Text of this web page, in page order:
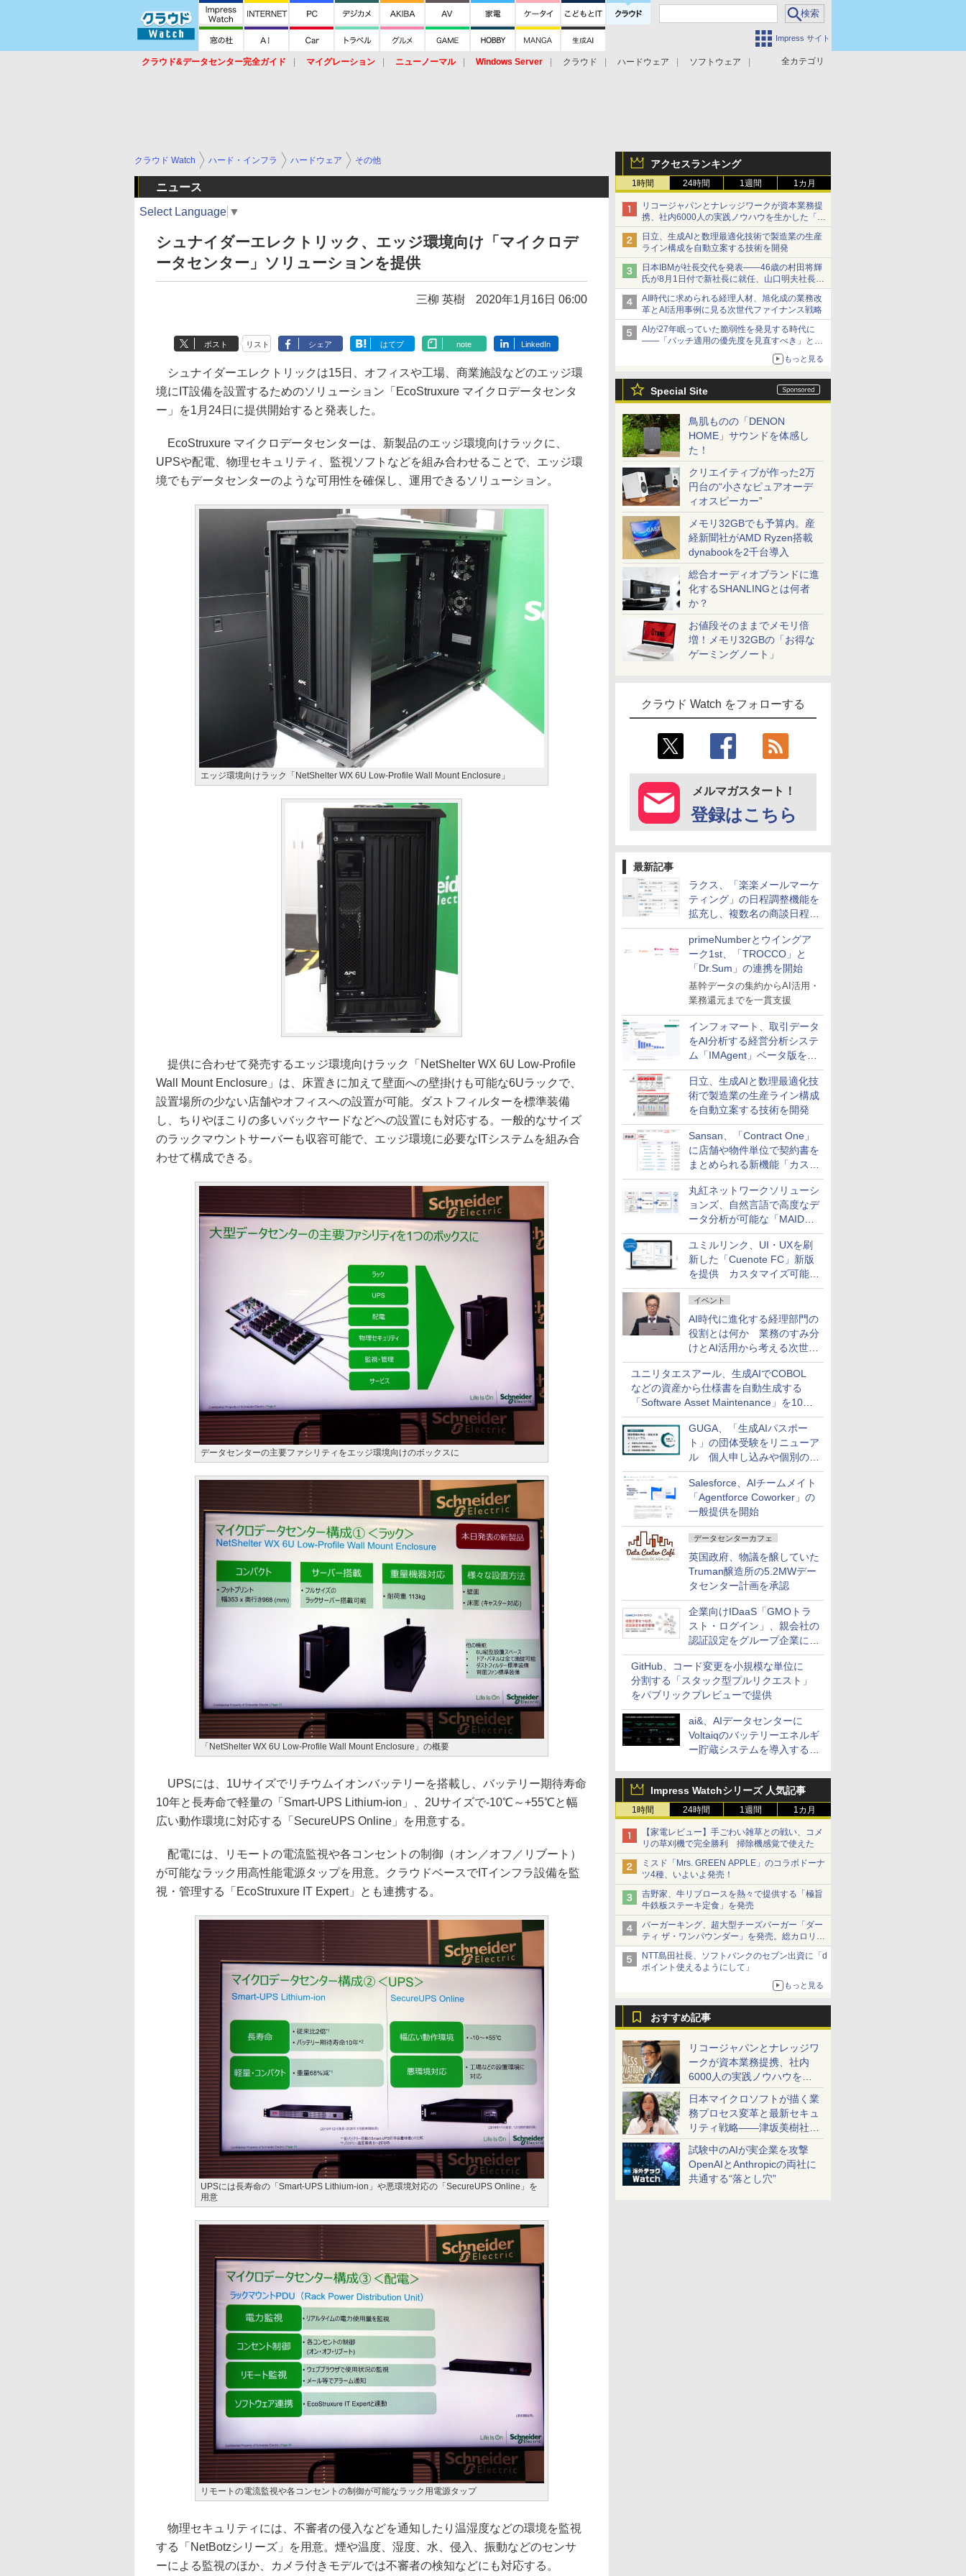
Impress サイト
全カテゴリ
クラウド&データセンター完全ガイド マイグレーション ニューノーマル Windows Server クラウド ハードウェア
ソフトウェア
アクセスランキング
1時間 24時間 1週間 1カ月
リコージャパンとナレッジワークが資本業務提
携、社内6000人の実践ノウハウを生かした「AI
商談記録 for RICOH」を展開へ
日立、生成AIと数理最適化技術で製造業の生産
ライン構成を自動立案する技術を開発
日本IBMが社長交代を発表――46歳の村田将輝
氏が8月1日付で新社長に就任、山口明夫社長は
会長へ
AI時代に求められる経理人材、旭化成の業務改
革とAI活用事例に見る次世代ファイナンス戦略
AIが27年眠っていた脆弱性を発見する時代に
――「パッチ適用の優先度を見直すべき」とセ
もっと見る
Special Site
鳥肌ものの「DENON
HOME」サウンドを体感し
た！
クリエイティブが作った2万
円台の“小さなピュアオーデ
ィオスピーカー”
メモリ32GBでも予算内。産
経新聞社がAMD Ryzen搭載
dynabookを2千台導入
総合オーディオブランドに進
化するSHANLINGとは何者
か？
お値段そのままでメモリ倍
増！メモリ32GBの「お得な
ゲーミングノート」
クラウド Watch をフォローする
メルマガスタート！
登録はこちら
最新記事
ラクス、「楽楽メールマーケ
ティング」の日程調整機能を
拡充し、複数名の商談日程調
整を効率化
primeNumberとウイングア
ーク1st、「TROCCO」と
「Dr.Sum」の連携を開始
基幹データの集約からAI活用・
業務還元までを一貫支援
インフォマート、取引データ
をAI分析する経営分析システ
ム「IMAgent」ベータ版を提
供
日立、生成AIと数理最適化技
術で製造業の生産ライン構成
を自動立案する技術を開発
Sansan、「Contract One」
に店舗や物件単位で契約書を
まとめられる新機能「カスタ
ム契約ツリー」を追加
丸紅ネットワークソリューシ
ョンズ、自然言語で高度なデ
ータ分析が可能な「MAIDOA
AI ASSIST」を9月より提供
ユミルリンク、UI・UXを刷
新した「Cuenote FC」新版
を提供 カスタマイズ可能な
ダッシュボード画面を搭載
イベント
AI時代に進化する経理部門の
役割とは何か 業務のすみ分
けとAI活用から考える次世代
ファイナンス戦略
ユニリタエスアール、生成AIでCOBOL
などの資産から仕様書を自動生成する
「Software Asset Maintenance」を10月
に発売
GUGA、「生成AIパスポー
ト」の団体受験をリニューア
ル 個人申し込みや個別の支
払いなどに対応
Salesforce、AIチームメイト
「Agentforce Coworker」の
一般提供を開始
データセンターカフェ
英国政府、物議を醸していた
Truman醸造所の5.2MWデー
タセンター計画を承認
企業向けIDaaS「GMOトラ
スト・ログイン」、親会社の
認証設定をグループ企業に展
開できる新機能を提供
GitHub、コード変更を小規模な単位に
分割する「スタック型プルリクエスト」
をパブリックプレビューで提供
ai&、AIデータセンターに
Voltaiqのバッテリーエネルギ
ー貯蔵システムを導入する計
Impress Watchシリーズ 人気記事
1時間 24時間 1週間 1カ月
【家電レビュー】手ごわい雑草との戦い、コメ
リの草刈機で完全勝利 掃除機感覚で使えた
ミスド「Mrs. GREEN APPLE」のコラボドーナ
ツ4種、いよいよ発売！
吉野家、牛リブロースを熱々で提供する「極旨
牛鉄板ステーキ定食」を発売
バーガーキング、超大型チーズバーガー「ダー
ティ ザ・ワンパウンダー」を発売。総カロリー
約1656kcal、総重量約527g！
NTT島田社長、ソフトバンクのセブン出資に「d
ポイント使えるようにして」
もっと見る
おすすめ記事
リコージャパンとナレッジワ
ークが資本業務提携、社内
6000人の実践ノウハウを生
かした「AI商談記録 for
RICOH」を展開へ
日本マイクロソフトが描く業
務プロセス変革と最新セキュ
リティ戦略――津坂美樹社長
が2027年度戦略を説明
試験中のAIが実企業を攻撃
OpenAIとAnthropicの両社に
共通する“落とし穴”
クラウド Watch ハード・インフラ ハードウェア その他
ニュース
Select Language ▼
シュナイダーエレクトリック、エッジ環境向け「マイクロデ
ータセンター」ソリューションを提供
三柳 英樹 2020年1月16日 06:00
ポスト リスト シェア はてブ note LinkedIn
シュナイダーエレクトリックは15日、オフィスや工場、商業施設などのエッジ環
境にIT設備を設置するためのソリューション「EcoStruxure マイクロデータセンタ
ー」を1月24日に提供開始すると発表した。
EcoStruxure マイクロデータセンターは、新製品のエッジ環境向けラックに、
UPSや配電、物理セキュリティ、監視ソフトなどを組み合わせることで、エッジ環
境でもデータセンターのような可用性を確保し、運用できるソリューション。
エッジ環境向けラック「NetShelter WX 6U Low-Profile Wall Mount Enclosure」
提供に合わせて発売するエッジ環境向けラック「NetShelter WX 6U Low-Profile
Wall Mount Enclosure」は、床置きに加えて壁面への壁掛けも可能な6Uラックで、
設置場所の少ない店舗やオフィスへの設置が可能。ダストフィルターを標準装備
し、ちりやほこりの多いバックヤードなどへの設置にも対応する。一般的なサイズ
のラックマウントサーバーも収容可能で、エッジ環境に必要なITシステムを組み合
わせて構成できる。
データセンターの主要ファシリティをエッジ環境向けのボックスに
「NetShelter WX 6U Low-Profile Wall Mount Enclosure」の概要
UPSには、1Uサイズでリチウムイオンバッテリーを搭載し、バッテリー期待寿命
10年と長寿命で軽量の「Smart-UPS Lithium-ion」、2Uサイズで-10℃～+55℃と幅
広い動作環境に対応する「SecureUPS Online」を用意する。
配電には、リモートの電流監視や各コンセントの制御（オン／オフ／リブート）
が可能なラック用高性能電源タップを用意。クラウドベースでITインフラ設備を監
視・管理する「EcoStruxure IT Expert」とも連携する。
UPSには長寿命の「Smart-UPS Lithium-ion」や悪環境対応の「SecureUPS Online」を
用意
リモートの電流監視や各コンセントの制御が可能なラック用電源タップ
物理セキュリティには、不審者の侵入などを通知したり温湿度などの環境を監視
する「NetBotzシリーズ」を用意。煙や温度、湿度、水、侵入、振動などのセンサ
ーによる監視のほか、カメラ付きモデルでは不審者の検知などにも対応する。